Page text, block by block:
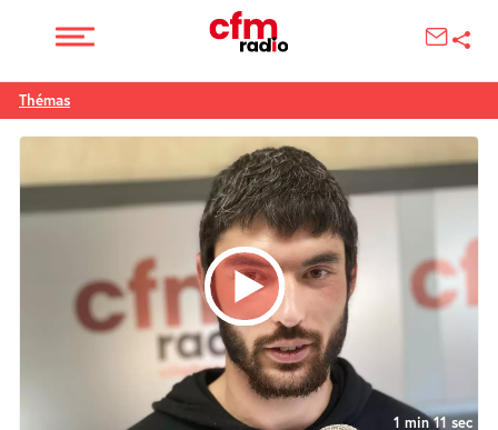
Thémas
1 min 11 sec